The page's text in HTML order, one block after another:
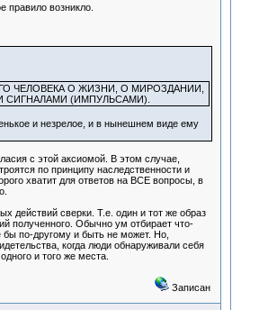
правило возникло.
ЧЕЛОВЕКА О ЖИЗНИ, О МИРОЗДАНИИ,
(ИМПУЛЬСАМИ).
и незрелое, и в нынешнем виде ему
с этой аксиомой. В этом случае,
по принципу наследственности и
хватит для ответов на ВСЕ вопросы, в
действий сверки. Т.е. один и тот же образ
полученного. Обычно ум отбирает что-
бы по-другому и быть не может. Но,
когда люди обнаруживали себя
и того же места.
Записан